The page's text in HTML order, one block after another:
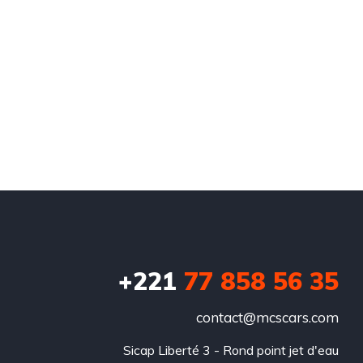
+221 77 858 56 35
contact@mcscars.com
Sicap Liberté 3 - Rond point jet d'eau